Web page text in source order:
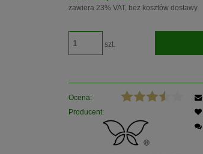
zawiera 23% VAT, bez kosztów dostawy
szt.
Ocena:
Producent: